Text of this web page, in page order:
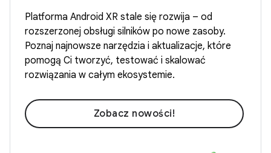
Platforma Android XR stale się rozwija – od
rozszerzonej obsługi silników po nowe zasoby.
Poznaj najnowsze narzędzia i aktualizacje, które
pomogą Ci tworzyć, testować i skalować
rozwiązania w całym ekosystemie.
Zobacz nowości!